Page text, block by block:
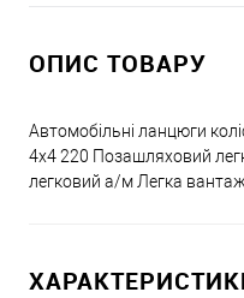
ОПИС ТОВАРУ
Автомобільні ланцюги
4x4 220 Позашляховий
легковий а/м Легка